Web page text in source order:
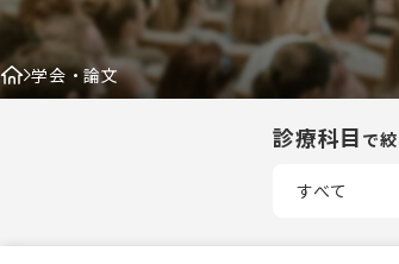
学会・論文
診療科目 で